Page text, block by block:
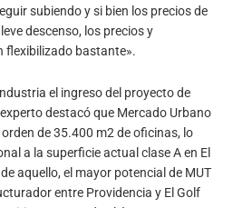
subiendo y si bien los precios de
descenso, los precios y
flexibilizado bastante».
el ingreso del proyecto de
destacó que Mercado Urbano
de 35.400 m2 de oficinas, lo
a la superficie actual clase A en El
aquello, el mayor potencial de MUT
entre Providencia y El Golf